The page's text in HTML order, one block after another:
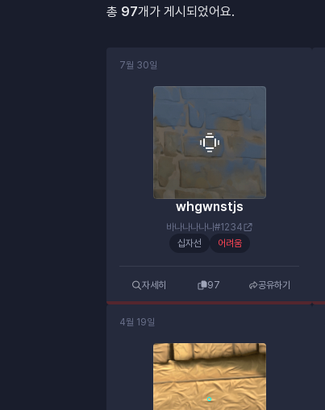
총 97개가 게시되었어요.
7월 30일
whgwnstjs
바나나나나나#1234
십자선
어려움
자세히 97 공유하기
4월 19일